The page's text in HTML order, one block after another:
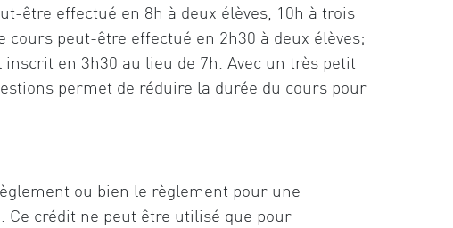
être effectué en 8h à deux élèves, 10h à trois
peut-être effectué en 2h30 à deux élèves;
en 3h30 au lieu de 7h. Avec un très petit
permet de réduire la durée du cours pour
ou bien le règlement pour une
crédit ne peut être utilisé que pour